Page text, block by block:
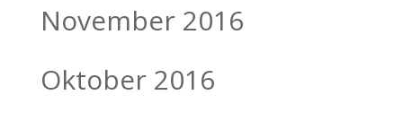
November 2016
Oktober 2016